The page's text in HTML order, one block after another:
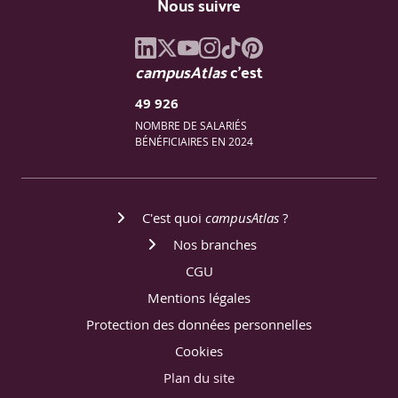
- Apprentissage supervisé : répéter un exemple.
- Apprentissage non supervisé : découvrir les données.
- Online (Machine) Learning par opposition aux
- Reinforcement learning : optimisation d'une
- Autres types d'apprentissage (par transfert, séquentiel,
- Illustrations (moteurs de recommandation...).
campusAtlasc'est
49 926
NOMBRE DE SALARIÉS
BÉNÉFICIAIRES EN 2024
C'est quoi campusAtlas ?
Nos branches
CGU
Mentions légales
Protection des données personnelles
Cookies
Plan du site